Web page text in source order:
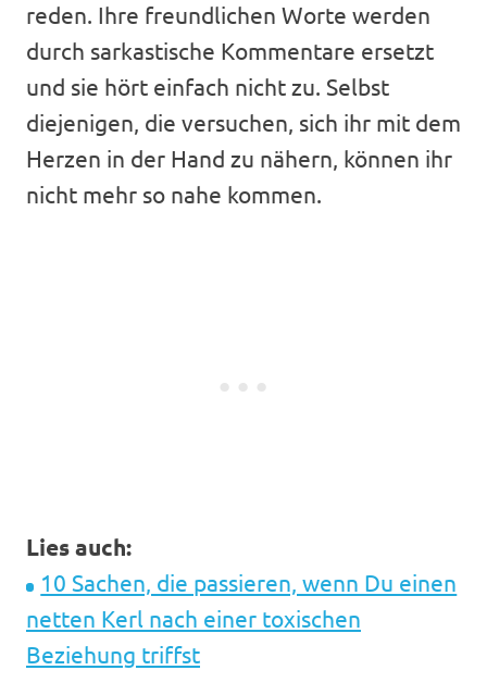
reden. Ihre freundlichen Worte werden
durch sarkastische Kommentare ersetzt
und sie hört einfach nicht zu. Selbst
diejenigen, die versuchen, sich ihr mit dem
Herzen in der Hand zu nähern, können ihr
nicht mehr so nahe kommen.
Lies auch:
10 Sachen, die passieren, wenn Du einen
netten Kerl nach einer toxischen
Beziehung triffst